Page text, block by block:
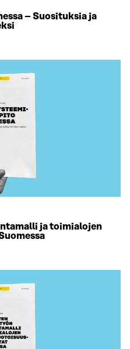
– Suosituksia ja
ja toimialojen